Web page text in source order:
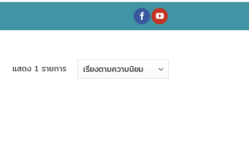
แสดง 1 รายการ